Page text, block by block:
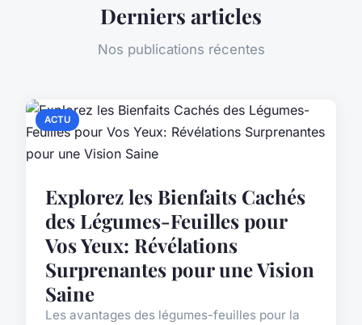
Derniers articles
Nos publications récentes
ACTU
Explorez les Bienfaits Cachés
des Légumes-Feuilles pour
Vos Yeux: Révélations
Surprenantes pour une Vision
Saine
Les avantages des légumes-feuilles pour la